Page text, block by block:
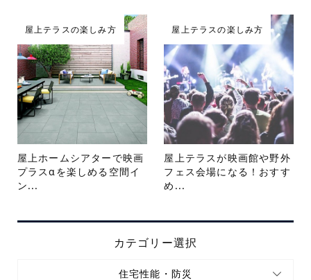
屋上テラスの楽しみ方
屋上ホームシアターで映画
プラスαを楽しめる空間イ
ン...
屋上テラスの楽しみ方
屋上テラスが映画館や野外
フェス会場になる！おすす
め...
カテゴリー選択
住宅性能・防災